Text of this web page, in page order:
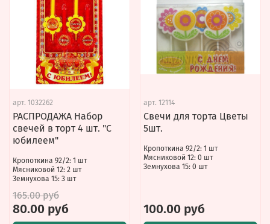
арт. 1032262
РАСПРОДАЖА Набор
свечей в торт 4 шт. "С
юбилеем"
Кропоткина 92/2: 1 шт
Мясниковой 12: 2 шт
Земнухова 15: 3 шт
165.00 руб
80.00 руб
арт. 12114
Свечи для торта Цветы
5шт.
Кропоткина 92/2: 1 шт
Мясниковой 12: 0 шт
Земнухова 15: 0 шт
100.00 руб